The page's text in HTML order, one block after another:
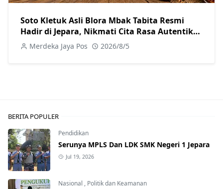
Soto Kletuk Asli Blora Mbak Tabita Resmi
Hadir di Jepara, Nikmati Cita Rasa Autentik
Mulai Rp10 Ribu
Merdeka Jaya Pos 2026/8/5
BERITA POPULER
Pendidikan
Serunya MPLS Dan LDK SMK Negeri 1 Jepara
Jul 19, 2026
Nasional , Politik dan Keamanan